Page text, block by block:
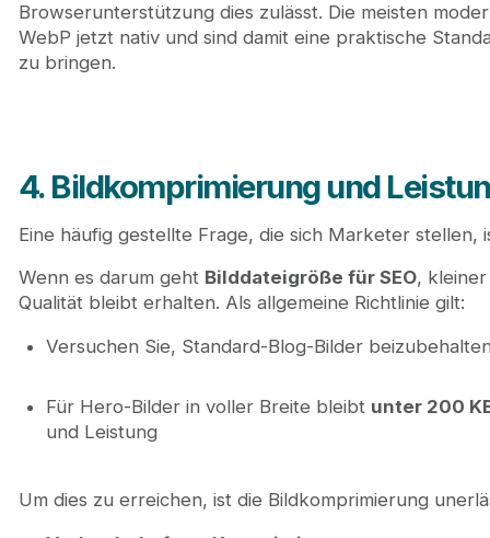
Browserunterstützung dies zulässt. Die meisten
WebP jetzt nativ und sind damit eine praktische
zu bringen.
4. Bildkomprimierung und
Eine häufig gestellte Frage, die sich Marketer stellen,
Wenn es darum geht Bilddateigröße für SEO,
Qualität bleibt erhalten. Als allgemeine Richtlinie gilt:
Versuchen Sie, Standard-Blog-Bilder
Für Hero-Bilder in voller Breite bleibt unter 200
und Leistung
Um dies zu erreichen, ist die Bildkomprimierung